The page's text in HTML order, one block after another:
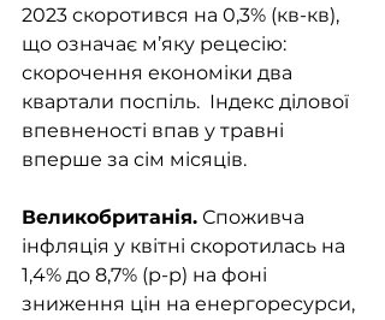
2023 скоротився на 0,3% (кв-кв),
що означає м’яку рецесію:
скорочення економіки два
квартали поспіль.  Індекс ділової
впевненості впав у травні
вперше за сім місяців.
Великобританія. Споживча
інфляція у квітні скоротилась на
1,4% до 8,7% (р-р) на фоні
зниження цін на енергоресурси,